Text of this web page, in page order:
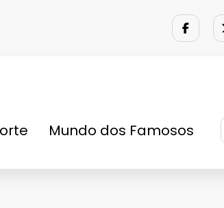
Mundo dos Famosos